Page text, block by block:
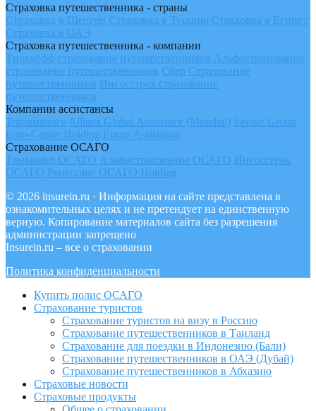
Страховка путешественника - страны
Страховка в Шенген Страховка в Турцию Страховка в Египет
Страховка в ОАЭ
Страховка путешественника - компании
Тинькофф страхование путешественников Альфастрахование
страхование путешественников Сбер Страхование
путешественников Ингосстрах страхование
путешественников
Компании ассистансы
Tripinsurance Allianz Global Assistance (Mondial) Savitar Group
Euro-Center Holding Europ Assistance
Страхование ОСАГО
Тинькофф ОСАГО Альфастрахование ОСАГО Ингосстрах
ОСАГО Ренессанс ОСАГО Holding
© 2026 insurein.ru · Информация на сайте представлена в
ознакомительных целях и не претендует на единственную
верную. Копирование материалов сайта без разрешения
администрации запрещено
Insurein.ru – все о страховании
Политика конфиденциальности
Купить полис ОСАГО
Страхование туристов
Страхование туристов на визу в Россию
Страхование путешественников в Таиланд
Страхование для поездки в Индонезию (Бали)
Страхование путешественников в ОАЭ (Дубай)
Страхование путешественников в Абхазию
Страховые новости
Страховые продукты